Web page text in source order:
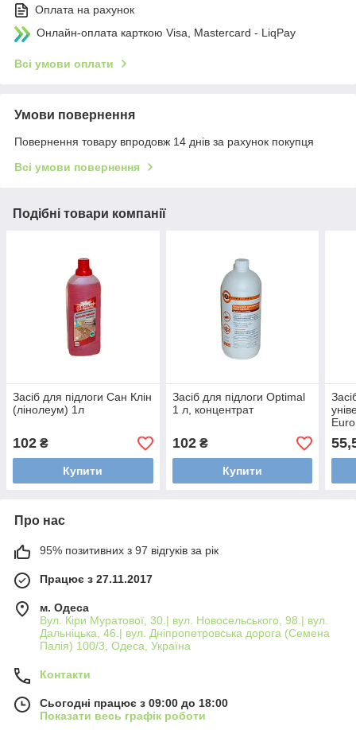
Оплата на рахунок
Онлайн-оплата карткою Visa, Mastercard - LiqPay
Всі умови оплати
Умови повернення
Повернення товару впродовж 14 днів за рахунок покупця
Всі умови повернення
Подібні товари компанії
Засіб для підлоги Сан Клін
(лінолеум) 1л
102 ₴
Купити
Засіб для підлоги Optimal
1 л, концентрат
102₴
Купити
Про нас
95% позитивних з 97 відгуків за рік
Працює з 27.11.2017
м. Одеса
Вул. Кіри Муратової, 30.| вул. Новосельського, 98.| вул.
Дальніцька, 46.| вул. Дніпропетровська дорога (Семена
Палія) 100/3, Одеса, Україна
Контакти
Сьогодні працює з 09:00 до 18:00
Показати весь графік роботи